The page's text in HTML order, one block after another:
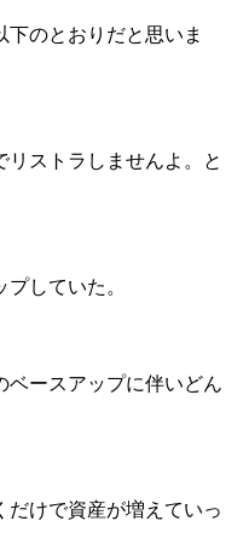
のとおりだと思いま
ストラしませんよ。と
していた。
ベースアップに伴いどん
だけで資産が増えていっ